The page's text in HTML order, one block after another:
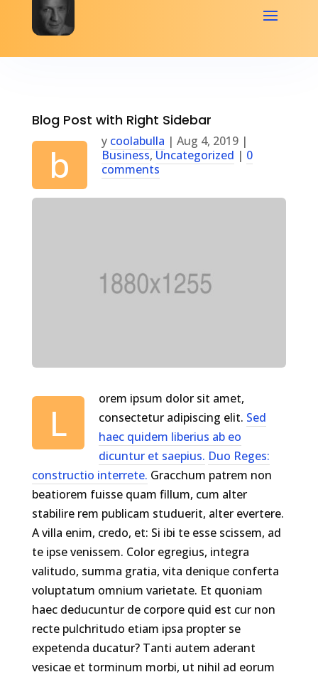
Blog Post with Right Sidebar
b
y coolabulla | Aug 4, 2019|
Business,Uncategorized | 0
comments
L
orem ipsum dolor sit amet,
consectetur adipiscing elit. Sed
haec quidem liberius ab eo
dicuntur et saepius. Duo Reges:
constructio interrete. Gracchum patrem non
beatiorem fuisse quam fillum, cum alter
stabilire rem publicam studuerit, alter evertere.
A villa enim, credo, et: Si ibi te esse scissem, ad
te ipse venissem. Color egregius, integra
valitudo, summa gratia, vita denique conferta
voluptatum omnium varietate. Et quoniam
haec deducuntur de corpore quid est cur non
recte pulchritudo etiam ipsa propter se
expetenda ducatur? Tanti autem aderant
vesicae et torminum morbi, ut nihil ad eorum